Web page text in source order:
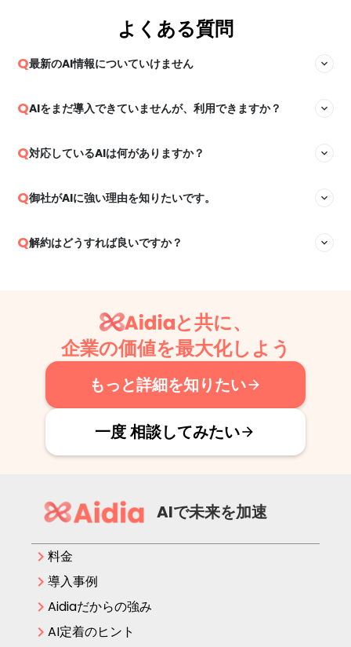
よくある質問
Q最新のAI情報についていけません expand_more
最新のAI情報を追いかけ続けるのは難しいですよね。Aidiaでは
日々更新される情報を収集・整理し、必要なポイントだけをわ
られます。
QAIをまだ導入できていませんが、利用できますか？ expand_more
はい、問題なくご利用いただけます。御社の現状に合わせて、
AI導入から定着までのロードマップを作成し、継続的に伴走い
めていただけます。
Q対応しているAIは何がありますか？ expand_more
ChatGPTやGeminiをはじめ、幅広いAIツールに対応していま
す。御社の目的や課題を踏まえ、最適なツールをご提案いたし
Q御社がAIに強い理由を知りたいです。 expand_more
弊社は2023年11月より生成AI関連の事業に取り組んでおり、自
社の多様な業務にAI活用を積極的に取り入れてきました。実運
Q解約はどうすれば良いですか？ expand_more
ン様マイページ」よりお手続きください。それ以外のお客様
は、担当スタッフまでお問い合わせください。
と共に、
企業の価値を最大化しよう
もっと詳細を知りたいarrow_forward
一度 相談してみたいarrow_forward
AIで未来を加速
keyboard_arrow_right料金
keyboard_arrow_right導入事例
keyboard_arrow_rightAidiaだからの強み
keyboard_arrow_rightAI定着のヒント